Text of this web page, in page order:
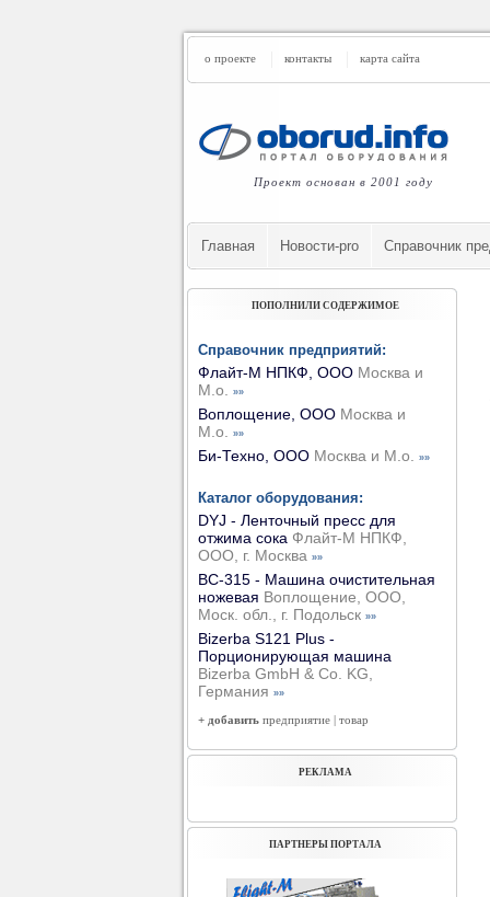
о проекте контакты карта сайта
Проект основан в 2001 году
Главная Новости-pro Cправочник
ПОПОЛНИЛИ СОДЕРЖИМОЕ
Справочник предприятий:
Флайт-М НПКФ, ООО Москва и
М.о.
»»
Воплощение, ООО Москва и
М.о.
»»
Би-Техно, ООО Москва и М.о. »»
Каталог оборудования:
DYJ - Ленточный пресс для
отжима сока Флайт-М НПКФ,
ООО, г. Москва »»
ВС-315 - Машина очистительная
ножевая Воплощение, ООО,
Моск. обл., г. Подольск »»
Bizerba S121 Plus -
Порционирующая машина
Bizerba GmbH & Co. KG,
Германия »»
+ добавить предприятие | товар
РЕКЛАМА
ПАРТНЕРЫ ПОРТАЛА